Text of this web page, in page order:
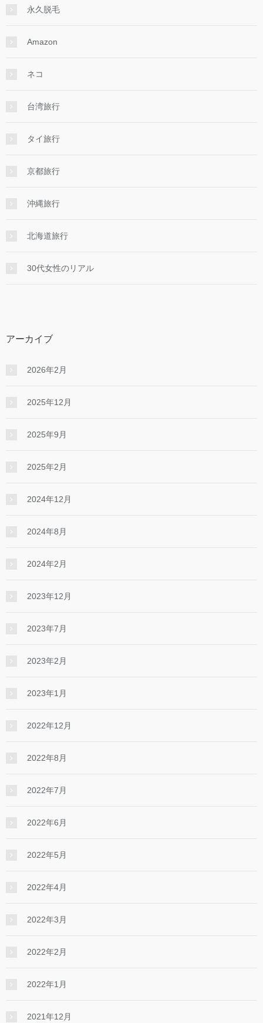
永久脱毛
Amazon
ネコ
台湾旅行
タイ旅行
京都旅行
沖縄旅行
北海道旅行
30代女性のリアル
アーカイブ
2026年2月
2025年12月
2025年9月
2025年2月
2024年12月
2024年8月
2024年2月
2023年12月
2023年7月
2023年2月
2023年1月
2022年12月
2022年8月
2022年7月
2022年6月
2022年5月
2022年4月
2022年3月
2022年2月
2022年1月
2021年12月